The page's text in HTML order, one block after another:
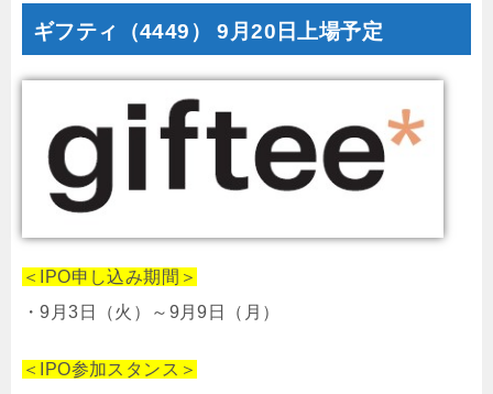
ギフティ（4449） 9月20日上場予定
＜IPO申し込み期間＞
・9月3日（火）～9月9日（月）
＜IPO参加スタンス＞